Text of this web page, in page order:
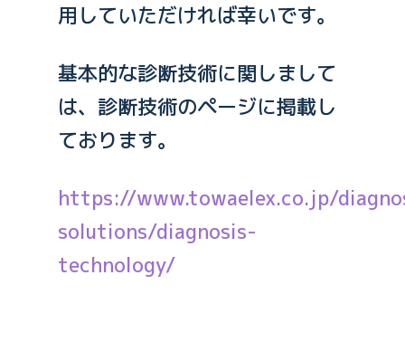
用していただければ幸いです。
基本的な診断技術に関しまして
は、診断技術のページに掲載し
ております。
https://www.towaelex.co.jp/
solutions/diagnosis-
technology/